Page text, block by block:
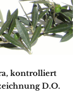
kontrolliert
D.O.